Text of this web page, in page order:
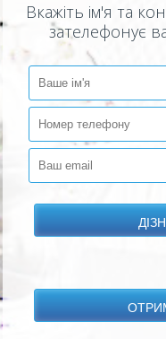
Вкажіть ім'я та
зателефонує